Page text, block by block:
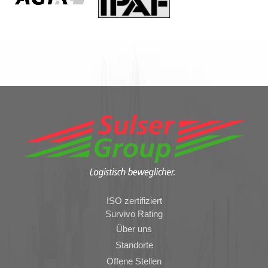
ISO zertifiziert
Survivo Rating
Über uns
Standorte
Offene Stellen